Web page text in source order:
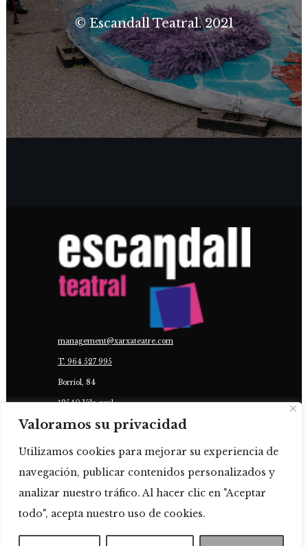
Valoramos su privacidad
Utilizamos cookies para mejorar su experiencia de
navegación, publicar contenidos personalizados y
analizar nuestro tráfico. Al hacer clic en "Aceptar
todo", acepta nuestro uso de cookies.
© Escandall Teatral. 2021
management@xarxateatre.com
T. ‭964 527 995
Borriol, 84
12540 Vila-real
COL·LABORA: